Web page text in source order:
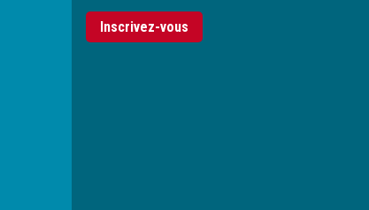
Inscrivez-vous